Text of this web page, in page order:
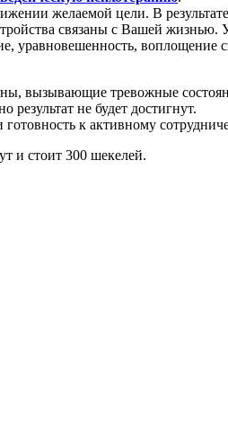
желаемой цели. В
связаны с Вашей жизнью.
уравновешенность, воплощение
вызывающие тревожные
не будет достигнут.
к активному
и стоит 300 шекелей.